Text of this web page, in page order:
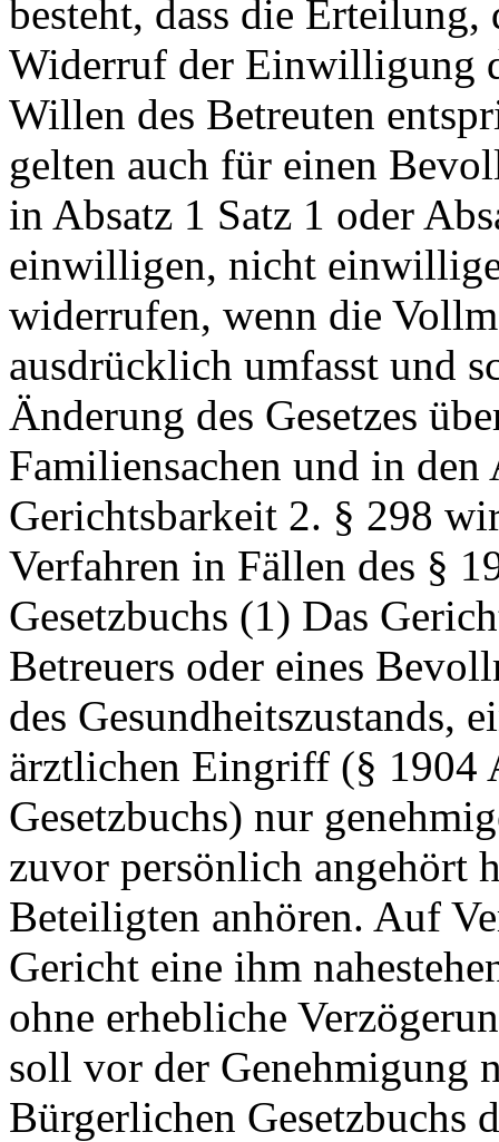
besteht, dass die
Widerruf der Einwilligung
Willen des Betreuten
gelten auch für einen
in Absatz 1 Satz 1 oder
einwilligen, nicht
widerrufen, wenn die
ausdrücklich umfasst und
Änderung des Gesetzes
Familiensachen und in
Gerichtsbarkeit 2. § 298
Verfahren in Fällen des §
Gesetzbuchs (1) Das
Betreuers oder eines
des Gesundheitszustands,
ärztlichen Eingriff (§ 1904
Gesetzbuchs) nur
zuvor persönlich angehört
Beteiligten anhören. Auf
Gericht eine ihm
ohne erhebliche
soll vor der Genehmigung
Bürgerlichen Gesetzbuchs